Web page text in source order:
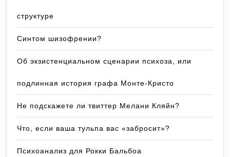
структуре
Синтом шизофрении?
Об экзистенциальном сценарии психоза, или
подлинная история графа Монте-Кристо
Не подскажете ли твиттер Мелани Кляйн?
Что, если ваша тульпа вас «забросит»?
Психоанализ для Рокки Бальбоа